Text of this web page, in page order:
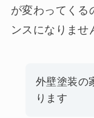
が変わってくる
ンスになりませ
外壁塗装の
ります